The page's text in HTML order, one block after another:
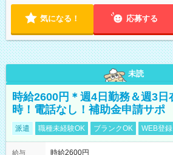
気になる！ 応募する
未読
時給2600円＊週4日勤務＆週3日
時！電話なし！補助金申請サポ
派遣 職種未経験OK ブランクOK WEB登
給与 時給2600円